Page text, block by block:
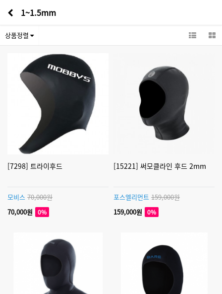
1~1.5mm
상품정렬
[7298] 트라이후드
모비스 70,000원
70,000원
0%
[15221] 써모클라인 후드 2mm
포스엘리먼트 159,000원
159,000원
0%